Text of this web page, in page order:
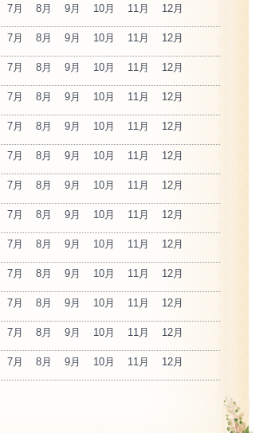
7月 8月 9月 10月 11月 12月
7月 8月 9月 10月 11月 12月
7月 8月 9月 10月 11月 12月
7月 8月 9月 10月 11月 12月
7月 8月 9月 10月 11月 12月
7月 8月 9月 10月 11月 12月
7月 8月 9月 10月 11月 12月
7月 8月 9月 10月 11月 12月
7月 8月 9月 10月 11月 12月
7月 8月 9月 10月 11月 12月
7月 8月 9月 10月 11月 12月
7月 8月 9月 10月 11月 12月
7月 8月 9月 10月 11月 12月